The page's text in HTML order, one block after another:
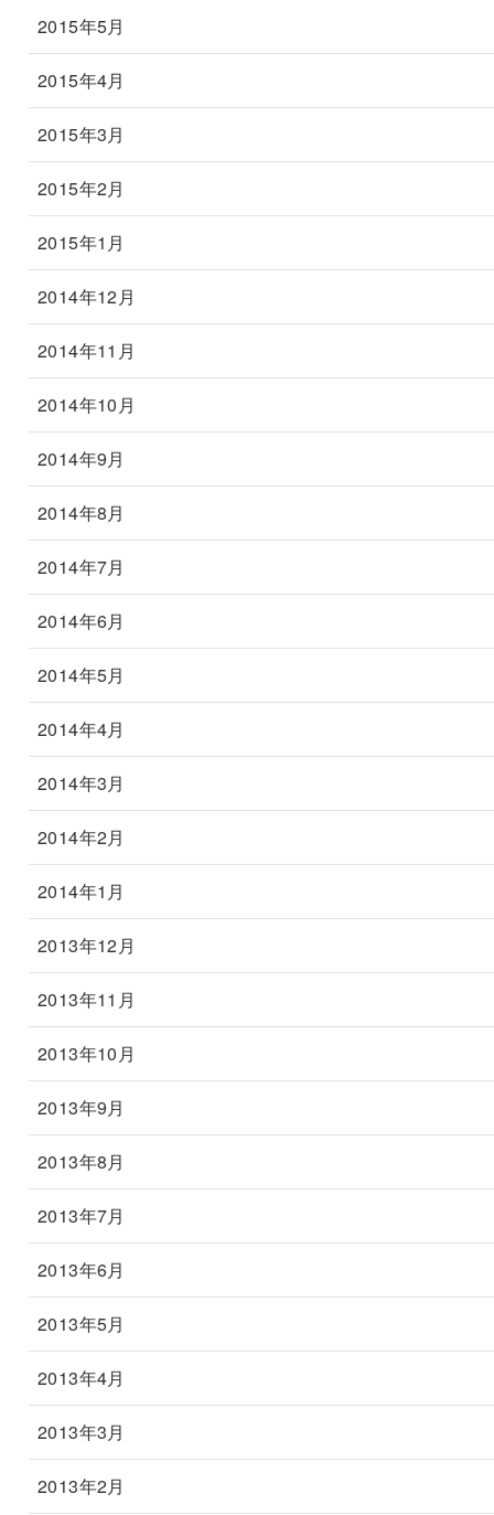
2015年5月
2015年4月
2015年3月
2015年2月
2015年1月
2014年12月
2014年11月
2014年10月
2014年9月
2014年8月
2014年7月
2014年6月
2014年5月
2014年4月
2014年3月
2014年2月
2014年1月
2013年12月
2013年11月
2013年10月
2013年9月
2013年8月
2013年7月
2013年6月
2013年5月
2013年4月
2013年3月
2013年2月